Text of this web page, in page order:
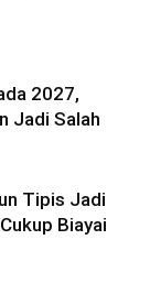
2027,
Jadi Salah
Tipis Jadi
Biayai